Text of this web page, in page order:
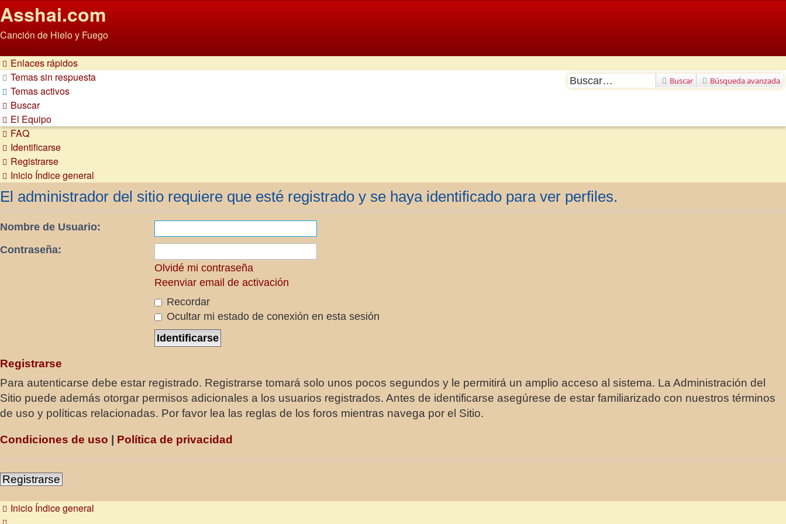
Asshai.com
Canción de Hielo y Fuego
Buscar Búsqueda avanzada
Enlaces rápidos
Temas sin respuesta
Temas activos
Buscar
El Equipo
FAQ
Identificarse
Registrarse
Inicio Índice general
El administrador del sitio requiere que esté registrado y se haya identificado para ver perfiles.
Nombre de Usuario:
Contraseña:
Olvidé mi contraseña
Reenviar email de activación
Recordar
Ocultar mi estado de conexión en esta sesión
Registrarse
Para autenticarse debe estar registrado. Registrarse tomará solo unos pocos segundos y le permitirá un amplio acceso al sistema. La Administración del
Sitio puede además otorgar permisos adicionales a los usuarios registrados. Antes de identificarse asegúrese de estar familiarizado con nuestros términos
de uso y políticas relacionadas. Por favor lea las reglas de los foros mientras navega por el Sitio.
Condiciones de uso Política de privacidad
Registrarse
Inicio Índice general